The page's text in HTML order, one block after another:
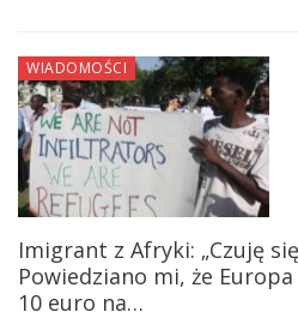
WIADOMOŚCI
Imigrant z Afryki: „Czuję
Powiedziano mi, że
10 euro na…